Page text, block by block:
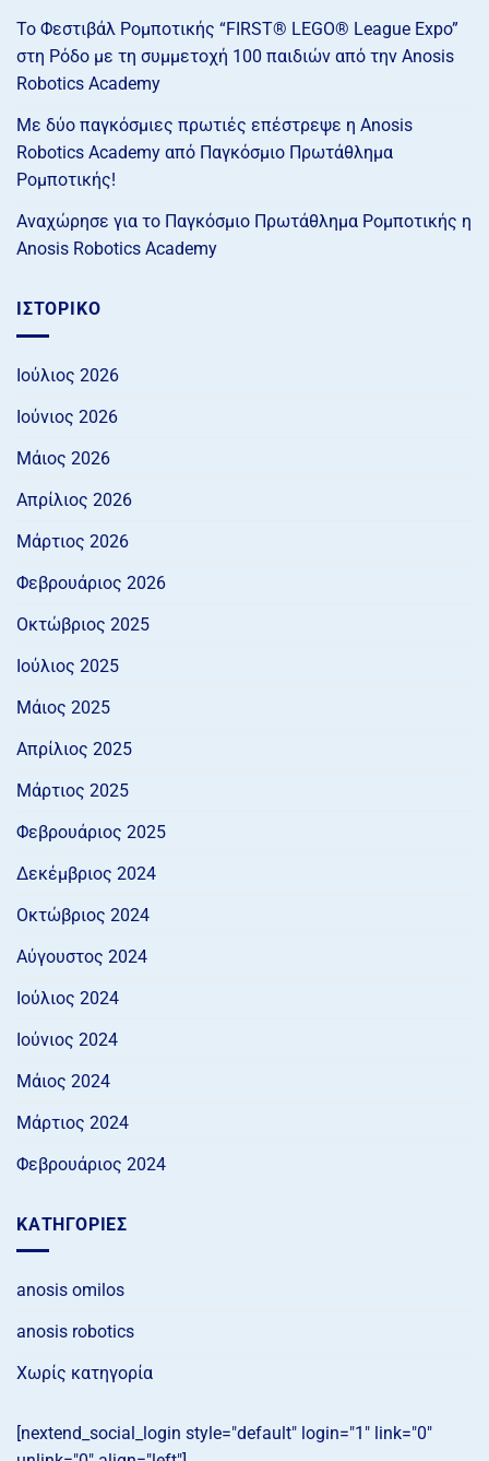
Το Φεστιβάλ Ρομποτικής “FIRST® LEGO® League Expo”
στη Ρόδο με τη συμμετοχή 100 παιδιών από την Anosis
Robotics Academy
Με δύο παγκόσμιες πρωτιές επέστρεψε η Anosis
Robotics Academy από Παγκόσμιο Πρωτάθλημα
Ρομποτικής!
Αναχώρησε για το Παγκόσμιο Πρωτάθλημα Ρομποτικής η
Anosis Robotics Academy
ΙΣΤΟΡΙΚΌ
Ιούλιος 2026
Ιούνιος 2026
Μάιος 2026
Απρίλιος 2026
Μάρτιος 2026
Φεβρουάριος 2026
Οκτώβριος 2025
Ιούλιος 2025
Μάιος 2025
Απρίλιος 2025
Μάρτιος 2025
Φεβρουάριος 2025
Δεκέμβριος 2024
Οκτώβριος 2024
Αύγουστος 2024
Ιούλιος 2024
Ιούνιος 2024
Μάιος 2024
Μάρτιος 2024
Φεβρουάριος 2024
KΑΤΗΓΟΡΊΕΣ
anosis omilos
anosis robotics
Χωρίς κατηγορία
[nextend_social_login style="default" login="1" link="0"